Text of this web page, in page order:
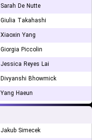
Sarah De Nutte
Giulia Takahashi
Xiaoxin Yang
Giorgia Piccolin
Jessica Reyes Lai
Divyanshi Bhowmick
Yang Haeun
Jakub Simecek